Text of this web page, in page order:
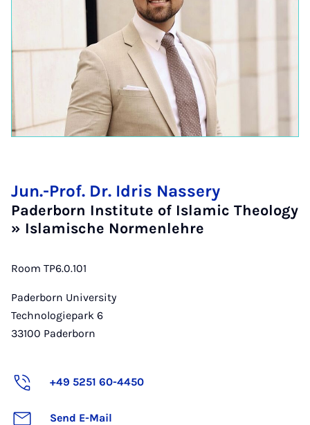
Jun.-Prof. Dr. Idris Nassery
Paderborn Institute of Islamic Theology
» Islamische Normenlehre
Room TP6.0.101
Paderborn University
Technologiepark 6
33100 Paderborn
+49 5251 60-4450
Send E-Mail